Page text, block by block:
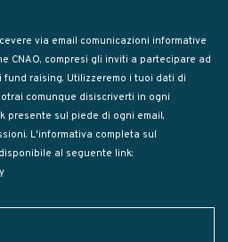
via email comunicazioni informative
CNAO, compresi gli inviti a partecipare ad
raising. Utilizzeremo i tuoi dati di
comunque disiscriverti in ogni
presente sul piede di ogni email,
L'informativa completa sul
al seguente link: